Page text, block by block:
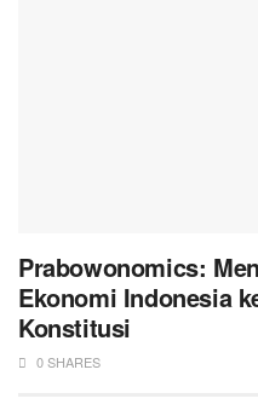
Prabowonomics:
Ekonomi Indonesia
Konstitusi
0 SHARES